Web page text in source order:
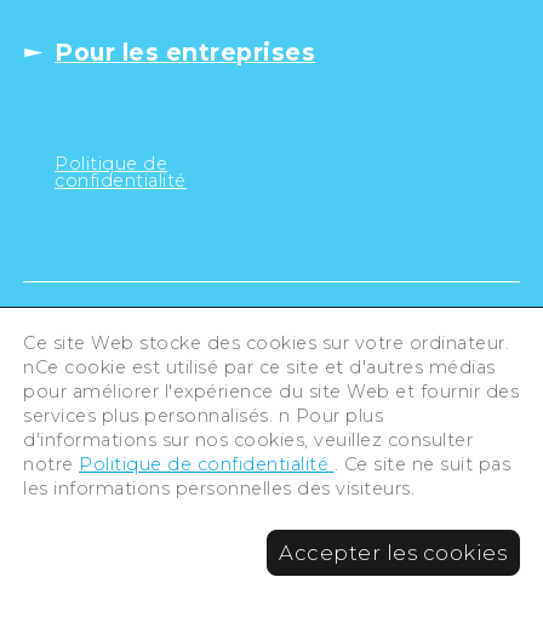
Pour les entreprises
Politique de
confidentialité
©Hiroshima Tourism Association /
Hiroshima Prefecture / Hiroshima City .
All rights reserved
Ce site Web stocke des cookies sur votre ordinateur.
nCe cookie est utilisé par ce site et d'autres médias
pour améliorer l'expérience du site Web et fournir des
services plus personnalisés. n Pour plus
d'informations sur nos cookies, veuillez consulter
notre Politique de confidentialité . Ce site ne suit pas
les informations personnelles des visiteurs.
Accepter les cookies